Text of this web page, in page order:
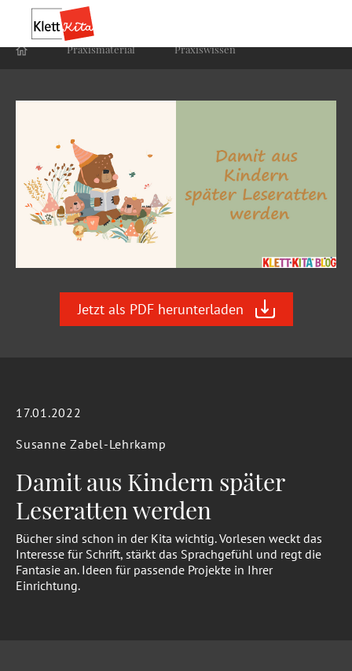
Praxis­material Praxis­wissen
Jetzt als PDF herunterladen
17.01.2022
Susanne Zabel-Lehrkamp
Damit aus Kindern später
Leseratten werden
Bücher sind schon in der Kita wichtig. Vorlesen weckt das
Interesse für Schrift, stärkt das Sprachgefühl und regt die
Fantasie an. Ideen für passende Projekte in Ihrer
Einrichtung.